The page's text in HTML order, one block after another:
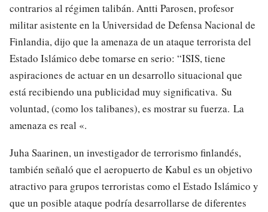
contrarios al régimen talibán. Antti Parosen, profesor
militar asistente en la Universidad de Defensa Nacional de
Finlandia, dijo que la amenaza de un ataque terrorista del
Estado Islámico debe tomarse en serio: “ISIS, tiene
aspiraciones de actuar en un desarrollo situacional que
está recibiendo una publicidad muy significativa. Su
voluntad, (como los talibanes), es mostrar su fuerza. La
amenaza es real «.
Juha Saarinen, un investigador de terrorismo finlandés,
también señaló que el aeropuerto de Kabul es un objetivo
atractivo para grupos terroristas como el Estado Islámico y
que un posible ataque podría desarrollarse de diferentes